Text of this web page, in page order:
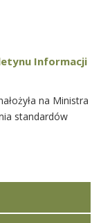
Informacji
na Ministra
standardów